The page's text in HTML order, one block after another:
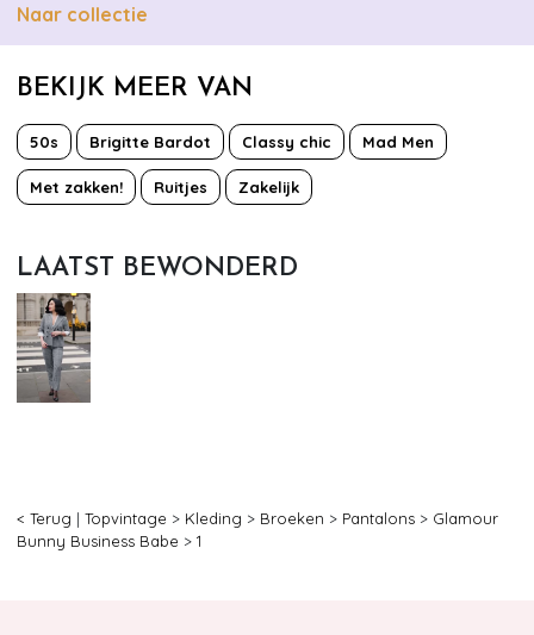
Naar collectie
BEKIJK MEER VAN
50s Brigitte Bardot Classy chic Mad Men
Met zakken! Ruitjes Zakelijk
LAATST BEWONDERD
< Terug | Topvintage > Kleding > Broeken > Pantalons > Glamour
Bunny Business Babe > 1